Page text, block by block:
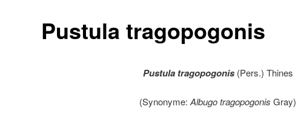
Pustula tragopogonis
Pustula tragopogonis(Pers.) Thines
(Synonyme:Albugo tragopogonis Gray)